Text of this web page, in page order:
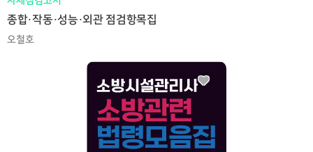
종합·작동·성능·외관 점검항목집
오철호